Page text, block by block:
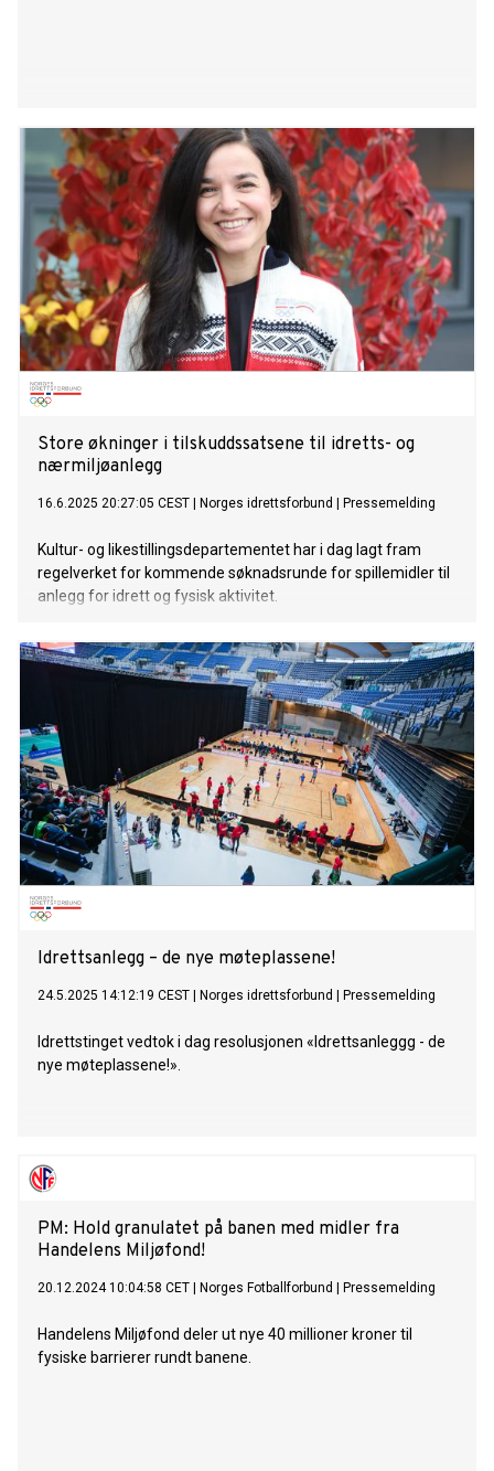
Store økninger i tilskuddssatsene til idretts- og
nærmiljøanlegg
16.6.2025 20:27:05 CEST Norges idrettsforbund Pressemelding
Kultur- og likestillingsdepartementet har i dag lagt fram
regelverket for kommende søknadsrunde for spillemidler til
anlegg for idrett og fysisk aktivitet.
Idrettsanlegg – de nye møteplassene!
24.5.2025 14:12:19 CEST Norges idrettsforbund Pressemelding
Idrettstinget vedtok i dag resolusjonen «Idrettsanleggg - de
nye møteplassene!».
PM: Hold granulatet på banen med midler fra
Handelens Miljøfond!
20.12.2024 10:04:58 CET Norges Fotballforbund Pressemelding
Handelens Miljøfond deler ut nye 40 millioner kroner til
fysiske barrierer rundt banene.